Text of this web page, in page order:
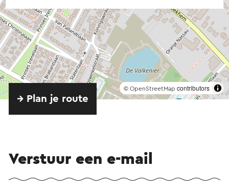
© OpenStreetMap contributors
→ Plan je route
Verstuur een e-mail